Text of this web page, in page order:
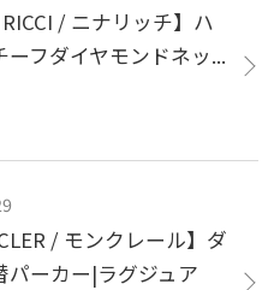
RICCI / ニナリッチ】ハ
ーフダイヤモンドネッ...
/ モンクレール】ダ
パーカー|ラグジュア